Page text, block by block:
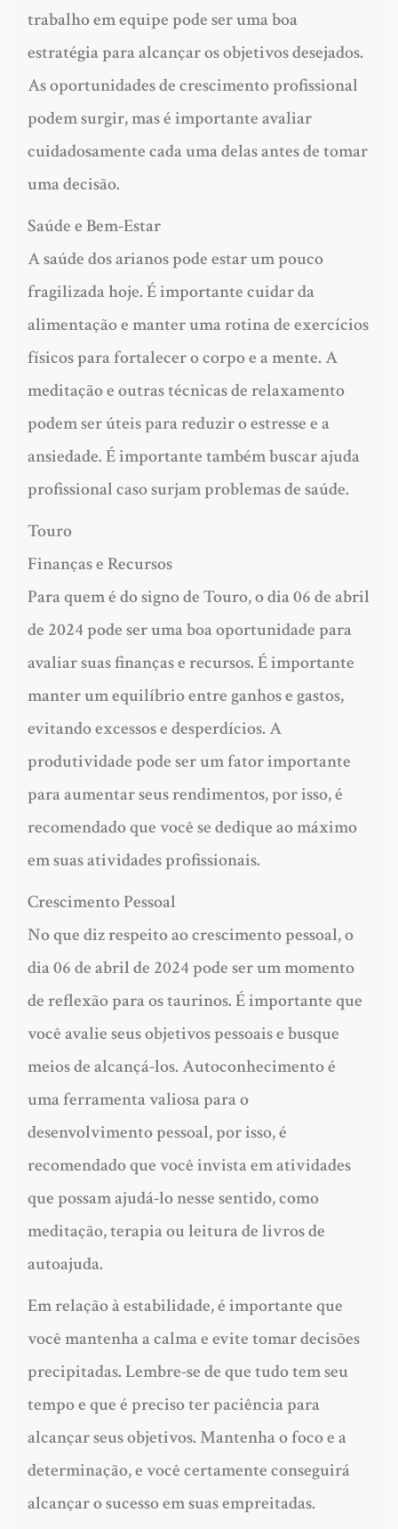
trabalho em equipe pode ser uma boa
estratégia para alcançar os objetivos desejados.
As oportunidades de crescimento profissional
podem surgir, mas é importante avaliar
cuidadosamente cada uma delas antes de tomar
uma decisão.
Saúde e Bem-Estar
A saúde dos arianos pode estar um pouco
fragilizada hoje. É importante cuidar da
alimentação e manter uma rotina de exercícios
físicos para fortalecer o corpo e a mente. A
meditação e outras técnicas de relaxamento
podem ser úteis para reduzir o estresse e a
ansiedade. É importante também buscar ajuda
profissional caso surjam problemas de saúde.
Touro
Finanças e Recursos
Para quem é do signo de Touro, o dia 06 de abril
de 2024 pode ser uma boa oportunidade para
avaliar suas finanças e recursos. É importante
manter um equilíbrio entre ganhos e gastos,
evitando excessos e desperdícios. A
produtividade pode ser um fator importante
para aumentar seus rendimentos, por isso, é
recomendado que você se dedique ao máximo
em suas atividades profissionais.
Crescimento Pessoal
No que diz respeito ao crescimento pessoal, o
dia 06 de abril de 2024 pode ser um momento
de reflexão para os taurinos. É importante que
você avalie seus objetivos pessoais e busque
meios de alcançá-los. Autoconhecimento é
uma ferramenta valiosa para o
desenvolvimento pessoal, por isso, é
recomendado que você invista em atividades
que possam ajudá-lo nesse sentido, como
meditação, terapia ou leitura de livros de
autoajuda.
Em relação à estabilidade, é importante que
você mantenha a calma e evite tomar decisões
precipitadas. Lembre-se de que tudo tem seu
tempo e que é preciso ter paciência para
alcançar seus objetivos. Mantenha o foco e a
determinação, e você certamente conseguirá
alcançar o sucesso em suas empreitadas.